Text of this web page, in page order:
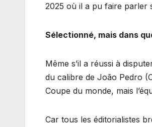
2025 où il a pu faire parler
Sélectionné, mais dans
Même s’il a réussi à
du calibre de João Pedro
Coupe du monde, mais
Car tous les éditorialistes